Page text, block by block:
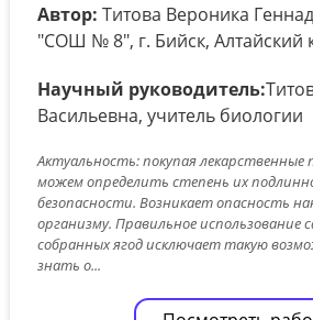
Автор: Титова Вероника
"СОШ № 8", г. Бийск, Алтайский
Научный руководитель:
Васильевна, учитель биологии
Актуальность: покупая
можем определить степень их
безопасности. Возникает опасность
организму. Правильное использование
собранных ягод исключает такую
знать о...